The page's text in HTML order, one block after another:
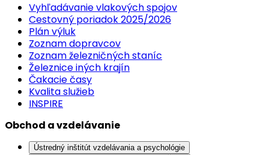
Vyhľadávanie vlakových spojov
Cestovný poriadok 2025/2026
Plán výluk
Zoznam dopravcov
Zoznam železničných staníc
Železnice iných krajín
Čakacie časy
Kvalita služieb
INSPIRE
Obchod a vzdelávanie
Ústredný inštitút vzdelávania a psychológie